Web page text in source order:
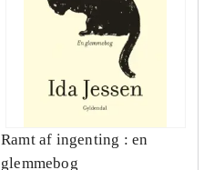
Ramt af ingenting : en
glemmebog